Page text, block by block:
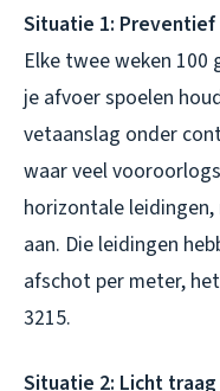
Situatie 1:
Elke twee weken
je afvoer spoelen
vetaanslag onder
waar veel
horizontale
aan. Die leidingen
afschot per meter,
3215.
Situatie 2: Licht